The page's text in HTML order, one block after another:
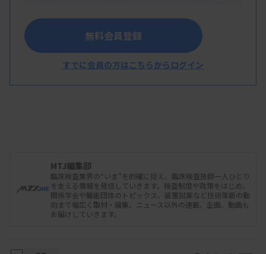
無料会員登録
すでに会員の方はこちらからログイン
MTJ編集部
臨床検査業界の“いま”を的確に捉え、臨床検査技師一人ひとり
を支える情報を発信していきます。検査制度や政策をはじめ、
関係学会や職能団体のトピックス、装置試薬など技術革新の動
向まで幅広く取材・編集。ニュース以外の連載、企画、動画も
お届けしていきます。